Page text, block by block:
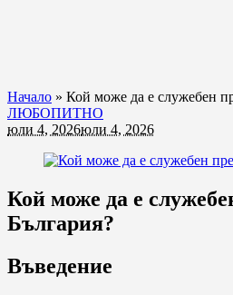
Начало » Кой може да е служебен
ЛЮБОПИТНО
юли 4, 2026юли 4, 2026
Кой може да е
България?
Въведение